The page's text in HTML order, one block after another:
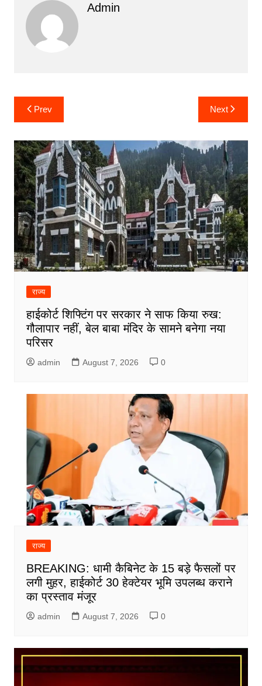
Admin
Post
navigation
Prev Next
राज्य
हाईकोर्ट शिफ्टिंग पर सरकार ने साफ किया रुख:
गौलापार नहीं, बेल बाबा मंदिर के सामने बनेगा नया
परिसर
admin August 7, 2026 0
राज्य
BREAKING: धामी कैबिनेट के 15 बड़े फैसलों पर
लगी मुहर, हाईकोर्ट 30 हेक्टेयर भूमि उपलब्ध कराने
का प्रस्ताव मंजूर
admin August 7, 2026 0